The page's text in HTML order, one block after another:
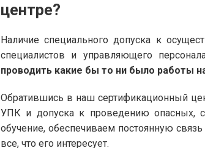
центре?
Наличие специального допуска к
специалистов и управляющего
проводить какие бы то ни было работы
Обратившись в наш сертификационный
УПК и допуска к проведению опасных,
обучение, обеспечиваем постоянную
все, что его интересует.